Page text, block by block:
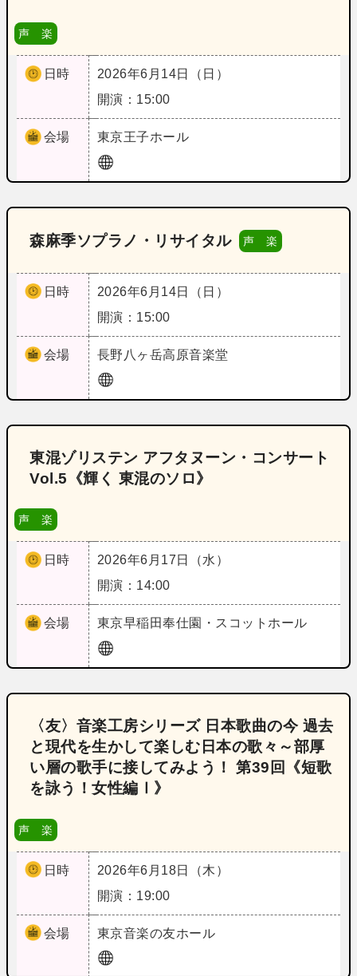
声 楽
日時
2026年6月14日（日）
開演：15:00
会場 東京王子ホール
森麻季ソプラノ・リサイタル 声 楽
日時
2026年6月14日（日）
開演：15:00
会場 長野 八ヶ岳高原音楽堂
東混ゾリステン アフタヌーン・コンサート
Vol.5《輝く 東混のソロ》
声 楽
日時
2026年6月17日（水）
開演：14:00
会場 東京早稲田奉仕園・スコットホール
〈友〉音楽工房シリーズ 日本歌曲の今 過去
と現代を生かして楽しむ日本の歌々～部厚
い層の歌手に接してみよう！ 第39回《短歌
を詠う！女性編Ⅰ》
声 楽
日時
2026年6月18日（木）
開演：19:00
会場 東京音楽の友ホール